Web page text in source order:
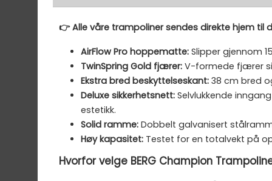
👉 Alle våre trampoliner sendes direkte hjem til
AirFlow Pro hoppematte: Slipper gjennom
TwinSpring Gold fjærer: V-formede fjærer
Ekstra bred beskyttelseskant: 38 cm bred
Deluxe sikkerhetsnett: Selvlukkende
estetikk.
Solid ramme: Dobbelt galvanisert
Høy kapasitet: Testet for en totalvekt på
Hvorfor velge BERG Champion